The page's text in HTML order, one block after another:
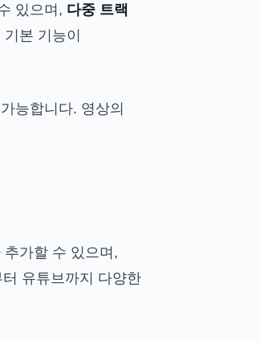
있으며, 다중 트랙
본 기능이
능합니다. 영상의
가할 수 있으며,
유튜브까지 다양한